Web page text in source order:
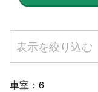
表示を絞り込む
車室： 6